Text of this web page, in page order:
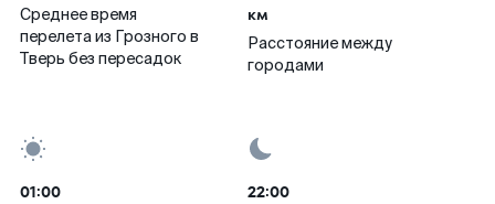
Среднее время
перелета из Грозного в
Тверь без пересадок
км
Расстояние между
городами
01:00 22:00